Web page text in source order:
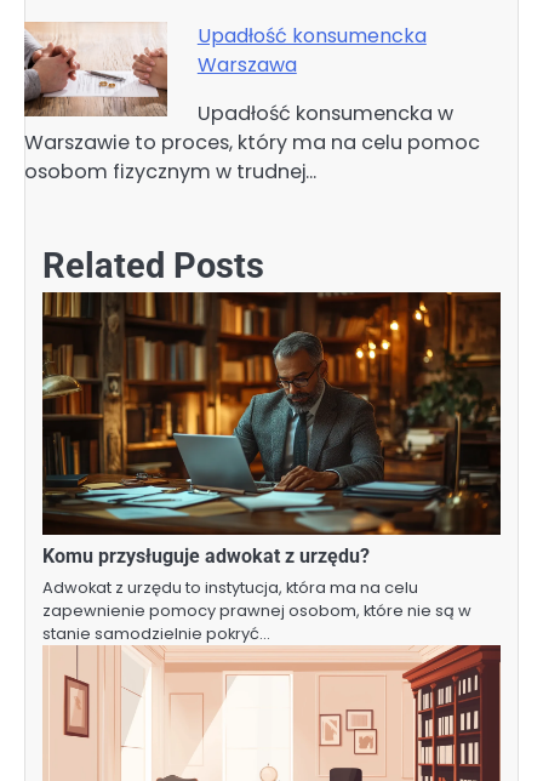
Upadłość konsumencka
Warszawa
Upadłość konsumencka w
Warszawie to proces, który ma na celu pomoc
osobom fizycznym w trudnej…
Related Posts
Komu przysługuje adwokat z urzędu?
Adwokat z urzędu to instytucja, która ma na celu
zapewnienie pomocy prawnej osobom, które nie są w
stanie samodzielnie pokryć…